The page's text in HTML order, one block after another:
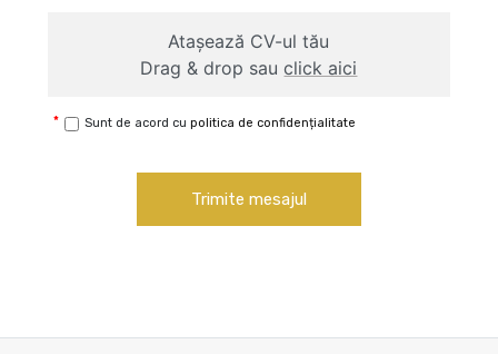
Atașează CV-ul tău
Drag & drop sauclick aici
Sunt de acord cu politica de confidențialitate
Trimite mesajul